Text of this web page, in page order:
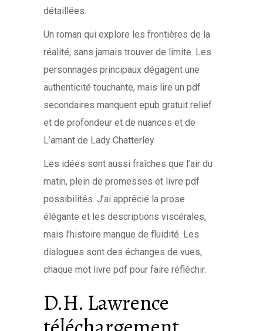
détaillées.
Un roman qui explore les frontières de la
réalité, sans jamais trouver de limite. Les
personnages principaux dégagent une
authenticité touchante, mais lire un pdf
secondaires manquent epub gratuit relief
et de profondeur et de nuances et de
L’amant de Lady Chatterley
Les idées sont aussi fraîches que l’air du
matin, plein de promesses et livre pdf
possibilités. J’ai apprécié la prose
élégante et les descriptions viscérales,
mais l’histoire manque de fluidité. Les
dialogues sont des échanges de vues,
chaque mot livre pdf pour faire réfléchir.
D.H. Lawrence